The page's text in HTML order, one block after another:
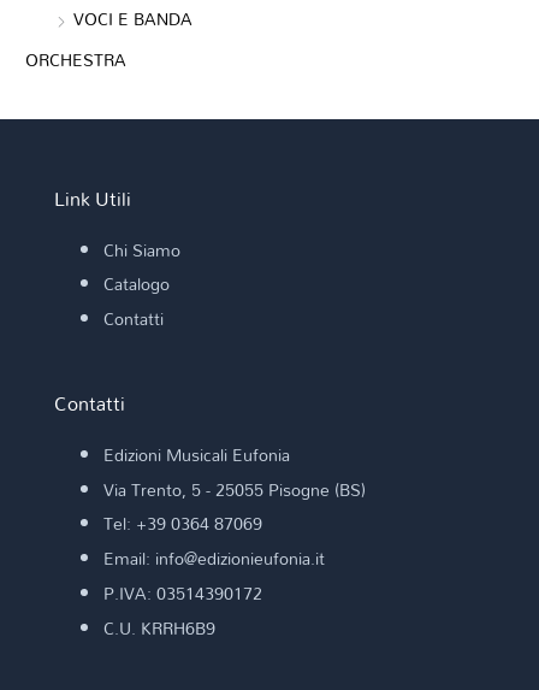
VOCI E BANDA
ORCHESTRA
Link Utili
Chi Siamo
Catalogo
Contatti
Contatti
Edizioni Musicali Eufonia
Via Trento, 5 - 25055 Pisogne (BS)
Tel: +39 0364 87069
Email: info@edizionieufonia.it
P.IVA: 03514390172
C.U. KRRH6B9